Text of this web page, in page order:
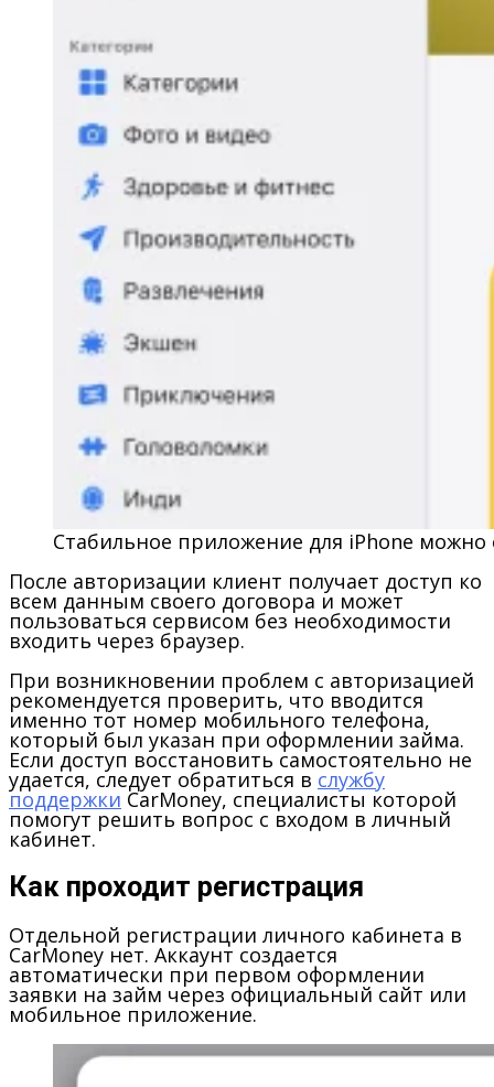
Стабильное приложение для iPhone можно
После авторизации клиент получает доступ ко
всем данным своего договора и может
пользоваться сервисом без необходимости
входить через браузер.
При возникновении проблем с авторизацией
рекомендуется проверить, что вводится
именно тот номер мобильного телефона,
который был указан при оформлении займа.
Если доступ восстановить самостоятельно не
удается, следует обратиться в службу
поддержки CarMoney, специалисты которой
помогут решить вопрос с входом в личный
кабинет.
Как проходит регистрация
Отдельной регистрации личного кабинета в
CarMoney нет. Аккаунт создается
автоматически при первом оформлении
заявки на займ через официальный сайт или
мобильное приложение.